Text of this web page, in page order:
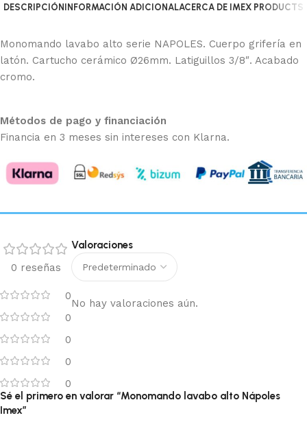
DESCRIPCIÓN INFORMACIÓN ADICIONALACERCA DE IMEX PRODUCTS
Monomando lavabo alto serie NAPOLES. Cuerpo grifería en
latón. Cartucho cerámico Ø26mm. Latiguillos 3/8″. Acabado
cromo.
Métodos de pago y financiación
Financia en 3 meses sin intereses con Klarna.
0 reseñas
0
0
0
0
0
Valoraciones
No hay valoraciones aún.
Sé el primero en valorar “Monomando lavabo alto Nápoles
Imex”